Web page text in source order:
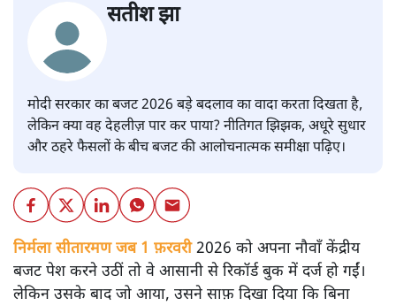
सतीश झा
मोदी सरकार का बजट 2026 बड़े बदलाव का वादा करता दिखता है,
लेकिन क्या वह देहलीज़ पार कर पाया? नीतिगत झिझक, अधूरे सुधार
और ठहरे फैसलों के बीच बजट की आलोचनात्मक समीक्षा पढ़िए।
निर्मला सीतारमण जब 1 फ़रवरी2026 को अपना नौवाँ केंद्रीय
बजट पेश करने उठीं तो वे आसानी से रिकॉर्ड बुक में दर्ज हो गईं।
लेकिन उसके बाद जो आया, उसने साफ़ दिखा दिया कि बिना